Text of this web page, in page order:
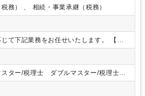
法人税・顧問業務（税務） 、 相続・事業承継（税務）
て下記業務をお任せいたします。
【具
法人税申告書作成業務（上場子会社、中
て
・法人顧問業務 ・事業承継コンサル
算定業務・相続税申告業務 等 ※基本的
せん。
ター/税理士 ダブルマスター/税理士試
士試験 ２科目合格/税理士試験 ３科目
目合格